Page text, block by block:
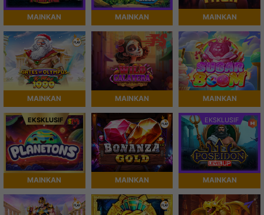
MAINKAN MAINKAN MAINKAN
MAINKAN MAINKAN MAINKAN
EKSKLUSIF
MAINKAN MAINKAN
EKSKLUSIF
MAINKAN